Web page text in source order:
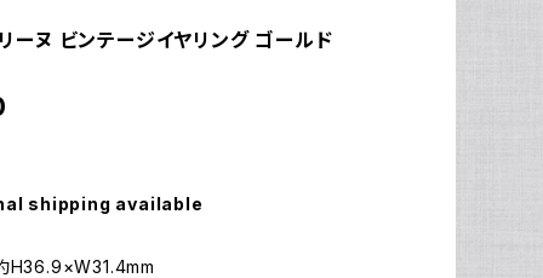
ーヌ ビンテージイヤリング ゴールド
shipping available
H36.9×W31.4mm